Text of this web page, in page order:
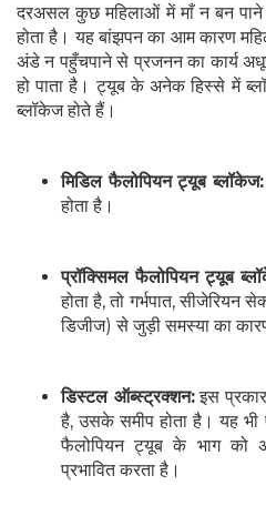
दरअसल कुछ महिलाओं में माँ न बन
होता है। यह बांझपन का आम कारण
अंडे न पहुँचपाने से प्रजनन का कार्य
हो पाता है। ट्यूब के अनेक हिस्से में
ब्लॉकेज होते हैं।
मिडिल फैलोपियन ट्यूब ब्लॉकेज:
होता है।
प्रॉक्सिमल फैलोपियन ट्यूब
होता है, तो गर्भपात, सीजेरियन
डिजीज) से जुड़ी समस्या का
डिस्टल ऑब्स्ट्रक्शन:इस
है, उसके समीप होता है। यह भी
फैलोपियन ट्यूब के भाग को
प्रभावित करता है।